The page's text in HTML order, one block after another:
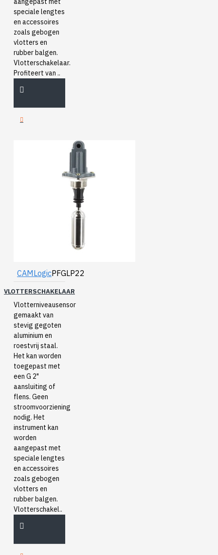
speciale lengtes
en accessoires
zoals gebogen
vlotters en
rubber balgen.
Vlotterschakelaar.
Profiteert van ..
CAMLogicPFGLP22
VLOTTERSCHAKELAAR
Vlotterniveausensor
gemaakt van
stevig gegoten
aluminium en
roestvrij staal.
Het kan worden
toegepast met
een G 2"
aansluiting of
flens. Geen
stroomvoorziening
nodig. Het
instrument kan
worden
aangepast met
speciale lengtes
en accessoires
zoals gebogen
vlotters en
rubber balgen.
Vlotterschakel..